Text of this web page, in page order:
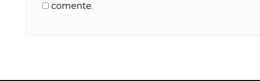
comente.